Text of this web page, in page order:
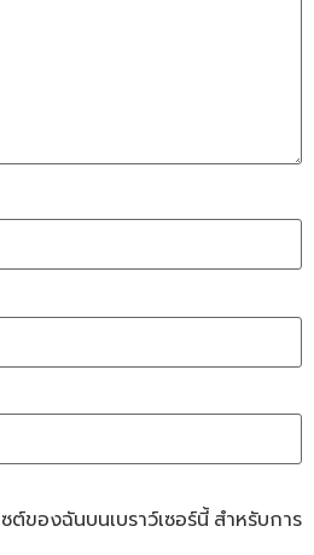
ต์ของฉันบนเบราว์เซอร์นี้ สำหรับการ